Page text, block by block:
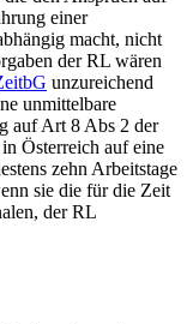
einer
macht, nicht
der RL wären
unzureichend
unmittelbare
auf Art 8 Abs 2 der
Österreich auf eine
zehn Arbeitstage
sie die für die Zeit
der RL